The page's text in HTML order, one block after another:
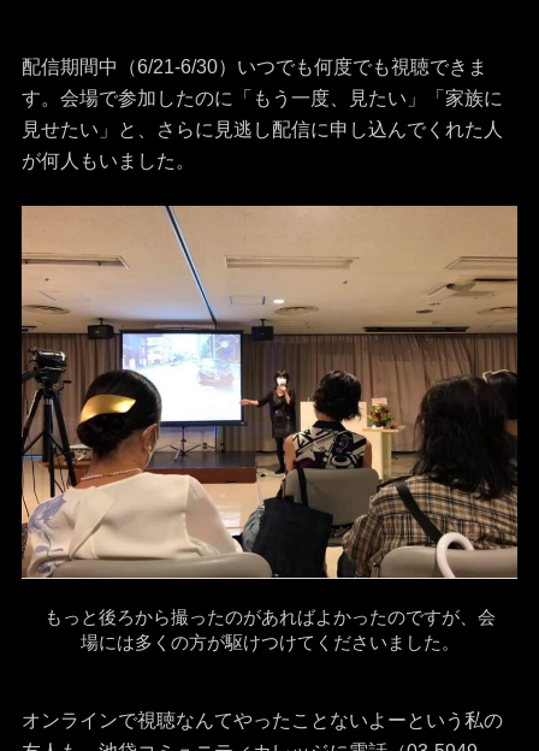
配信期間中（6/21-6/30）いつでも何度でも視聴できま
す。会場で参加したのに「もう一度、見たい」「家族に
見せたい」と、さらに見逃し配信に申し込んでくれた人
が何人もいました。
もっと後ろから撮ったのがあればよかったのですが、会
場には多くの方が駆けつけてくださいました。
オンラインで視聴なんてやったことないよーという私の